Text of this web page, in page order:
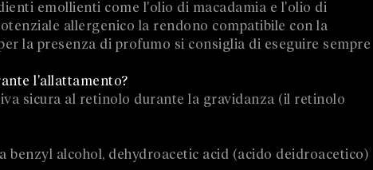
emollienti come l'olio di macadamia e l'olio di
allergenico la rendono compatibile con la
la presenza di profumo si consiglia di eseguire sempre
l'allattamento?
sicura al retinolo durante la gravidanza (il retinolo
benzyl alcohol, dehydroacetic acid (acido deidroacetico)